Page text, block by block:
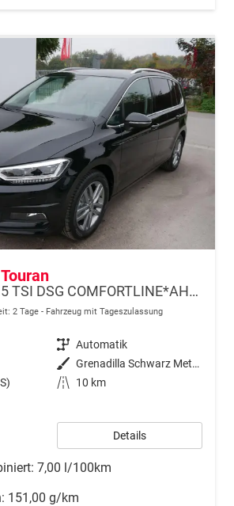
Comfortline 1.5 TSI DSG COMFORTLINE*AHK*NAVI*ACC*PDC*LED*SHZ*KAMERA*7-SITZER*17-ZOLL
2 Tage Fahrzeug mit Tageszulassung
Getriebe Automatik
Außenfarbe
Grenadilla Schwarz Metallic
Kilometerstand
10 km
Details
7,00 l/100km
151,00 g/km